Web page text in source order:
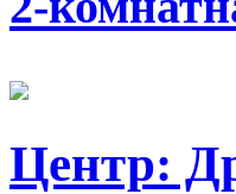
Центр: